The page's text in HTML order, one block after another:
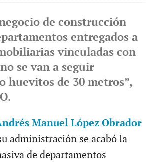
de construcción
entregados a
vinculadas con
se van a seguir
huevitos de 30 metros”,
Manuel López Obrador
administración se acabó la
de departamentos